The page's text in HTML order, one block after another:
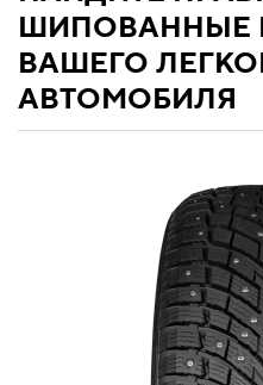
ШИПОВАННЫЕ
ВАШЕГО
АВТОМОБИЛЯ